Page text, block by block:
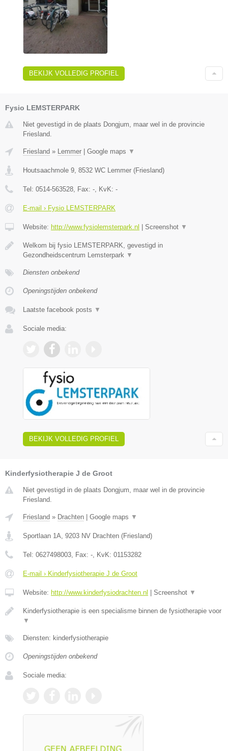
BEKIJK VOLLEDIG PROFIEL
Fysio LEMSTERPARK
Niet gevestigd in de plaats Dongjum, maar wel in de provincie
Friesland.
Friesland » Lemmer Google maps ▼
Houtsaachmole 9, 8532 WC Lemmer (Friesland)
Tel: 0514-563528, Fax: -, KvK: -
E-mail › Fysio LEMSTERPARK
Website: http://www.fysiolemsterpark.nl Screenshot ▼
Welkom bij fysio LEMSTERPARK, gevestigd in
Gezondheidscentrum Lemsterpark ▼
Diensten onbekend
Openingstijden onbekend
Laatste facebook posts ▼
Sociale media:
BEKIJK VOLLEDIG PROFIEL
Kinderfysiotherapie J de Groot
Niet gevestigd in de plaats Dongjum, maar wel in de provincie
Friesland.
Friesland » Drachten Google maps ▼
Sportlaan 1A, 9203 NV Drachten (Friesland)
Tel: 0627498003, Fax: -, KvK: 01153282
E-mail › Kinderfysiotherapie J de Groot
Website: http://www.kinderfysiodrachten.nl Screenshot ▼
Kinderfysiotherapie is een specialisme binnen de fysiotherapie voor
▼
Diensten: kinderfysiotherapie
Openingstijden onbekend
Sociale media: